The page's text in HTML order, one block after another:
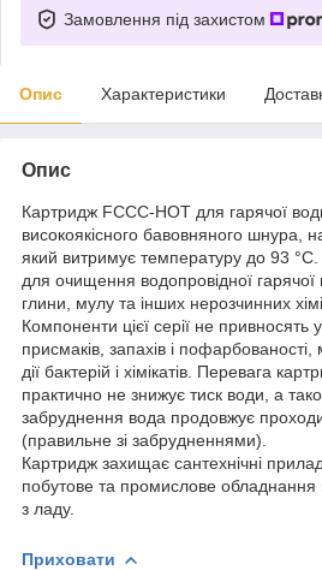
Замовлення під захистом
Опис Характеристики
Опис
Картридж FCCС-HOT для гарячої
високоякісного бавовняного шнура,
який витримує температуру до 93 °C.
для очищення водопровідної гарячої
глини, мулу та інших нерозчинних
Компоненти цієї серії не привносять
присмаків, запахів і пофарбованості,
дії бактерій і хімікатів. Перевага
практично не знижує тиск води, а
забруднення вода продовжує
(правильне зі забрудненнями).
Картридж захищає сантехнічні
побутове та промислове обладнання
з ладу.
Приховати